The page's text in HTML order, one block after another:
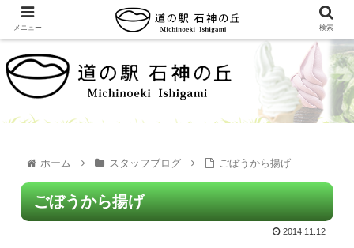
ホーム スタッフブログ ごぼうから揚げ
ごぼうから揚げ
2014.11.12
メニュー 検索